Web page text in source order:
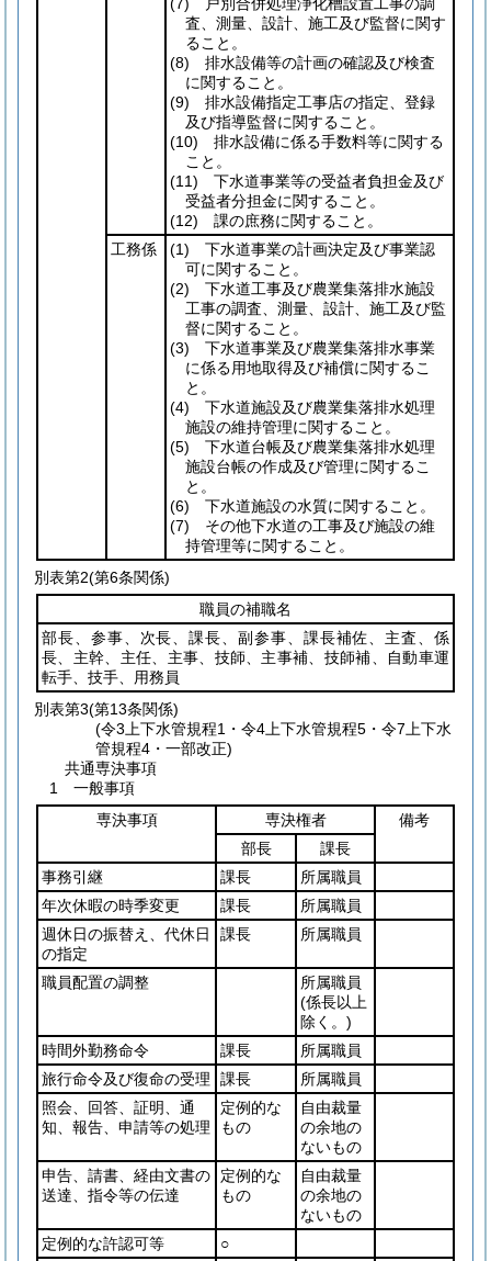
査、測量、設計、施工及び監督に関す
ること。
(8) 排水設備等の計画の確認及び検査
に関すること。
(9) 排水設備指定工事店の指定、登録
及び指導監督に関すること。
(10) 排水設備に係る手数料等に関する
こと。
(11) 下水道事業等の受益者負担金及び
受益者分担金に関すること。
(12) 課の庶務に関すること。
工務係
(1) 下水道事業の計画決定及び事業認
可に関すること。
(2) 下水道工事及び農業集落排水施設
工事の調査、測量、設計、施工及び監
督に関すること。
(3) 下水道事業及び農業集落排水事業
に係る用地取得及び補償に関するこ
と。
(4) 下水道施設及び農業集落排水処理
施設の維持管理に関すること。
(5) 下水道台帳及び農業集落排水処理
施設台帳の作成及び管理に関するこ
と。
(6) 下水道施設の水質に関すること。
(7) その他下水道の工事及び施設の維
持管理等に関すること。
別表第2(第6条関係)
職員の補職名
部長、参事、次長、課長、副参事、課長補佐、主査、係
長、主幹、主任、主事、技師、主事補、技師補、自動車運
転手、技手、用務員
別表第3(第13条関係)
(令3上下水管規程1・令4上下水管規程5・令7上下水
管規程4・一部改正)
共通専決事項
1 一般事項
専決事項
専決権者
備考
部長
課長
事務引継
課長
所属職員
年次休暇の時季変更
課長
所属職員
週休日の振替え、代休日
の指定
課長 所属職員
職員配置の調整
所属職員
(係長以上
除く。)
時間外勤務命令
課長
所属職員
旅行命令及び復命の受理
課長
所属職員
照会、回答、証明、通
知、報告、申請等の処理
定例的な
もの
自由裁量
の余地の
ないもの
申告、請書、経由文書の
送達、指令等の伝達
定例的な
もの
自由裁量
の余地の
ないもの
定例的な許認可等
○